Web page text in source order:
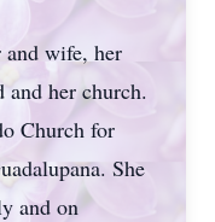
and wife, her
and her church.
Church for
She
and on